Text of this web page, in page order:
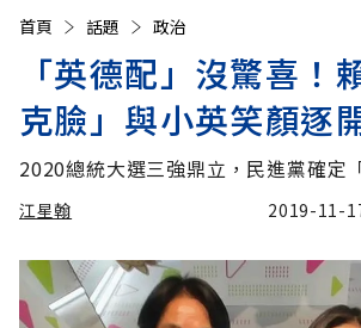
首頁 話題 政治
「英德配」沒驚喜！
克臉」與小英笑顏逐
2020總統大選三強鼎立，民進黨確定
江星翰 2019-11-